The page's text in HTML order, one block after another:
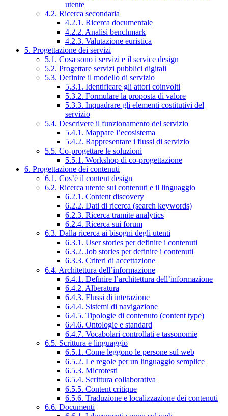
utente
4.2. Ricerca secondaria
4.2.1. Ricerca documentale
4.2.2. Analisi benchmark
4.2.3. Valutazione euristica
5. Progettazione dei servizi
5.1. Cosa sono i servizi e il service design
5.2. Progettare servizi pubblici digitali
5.3. Definire il modello di servizio
5.3.1. Identificare gli attori coinvolti
5.3.2. Formulare la proposta di valore
5.3.3. Inquadrare gli elementi costitutivi del
servizio
5.4. Descrivere il funzionamento del servizio
5.4.1. Mappare l’ecosistema
5.4.2. Rappresentare i flussi di servizio
5.5. Co-progettare le soluzioni
5.5.1. Workshop di co-progettazione
6. Progettazione dei contenuti
6.1. Cos’è il content design
6.2. Ricerca utente sui contenuti e il linguaggio
6.2.1. Content discovery
6.2.2. Dati di ricerca (search keywords)
6.2.3. Ricerca tramite analytics
6.2.4. Ricerca sui forum
6.3. Dalla ricerca ai bisogni degli utenti
6.3.1. User stories per definire i contenuti
6.3.2. Job stories per definire i contenuti
6.3.3. Criteri di accettazione
6.4. Architettura dell’informazione
6.4.1. Definire l’architettura dell’informazione
6.4.2. Alberatura
6.4.3. Flussi di interazione
6.4.4. Sistemi di navigazione
6.4.5. Tipologie di contenuto (content type)
6.4.6. Ontologie e standard
6.4.7. Vocabolari controllati e tassonomie
6.5. Scrittura e linguaggio
6.5.1. Come leggono le persone sul web
6.5.2. Le regole per un linguaggio semplice
6.5.3. Microtesti
6.5.4. Scrittura collaborativa
6.5.5. Content critique
6.5.6. Traduzione e localizzazione dei contenuti
6.6. Documenti